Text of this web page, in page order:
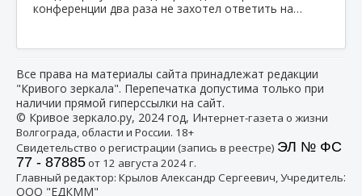
конференции два раза не захотел ответить на…
Все права на материалы сайта принадлежат редакции
"Кривого зеркала". Перепечатка допустима только при
наличии прямой гиперссылки на сайт.
© Кривое зеркало.ру, 2024 год, Интернет-газета о жизни
Волгограда, области и России. 18+
Свидетельство о регистрации (запись в реестре) ЭЛ № ФС
77 - 87885от 12 августа 2024 г.
Главный редактор: Крылов Александр Сергеевич, Учредитель:
ООО "ЕДКММ"